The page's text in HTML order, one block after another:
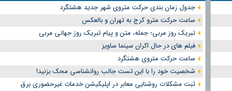
جدول زمان بندی حرکت متروی شهر جدید هشتگرد
ساعت حرکت مترو کرج به تهران و بالعکس
تبریک روز مربی؛ جمله، متن و پیام تبریک روز جهانی مربی
فیلم های در حال اکران سینما ساویز
ساعت حرکت متروی هشتگرد
شخصیت خود را با این تست جالب روانشناسی محک بزنید!
ثبت مشکلات روشنایی معابر در اپلیکیشن خدمات غیرحضوری برق